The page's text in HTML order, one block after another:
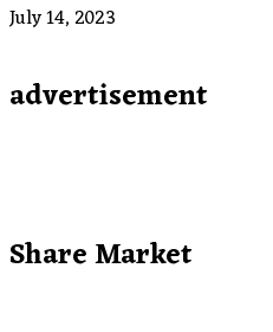
July 14, 2023
advertisement
Share Market